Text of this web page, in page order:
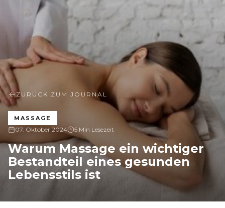
ZURÜCK ZUM JOURNAL
MASSAGE
07. Oktober 2024 5 Min Lesezeit
Warum Massage ein wichtiger
Bestandteil eines gesunden
Lebensstils ist